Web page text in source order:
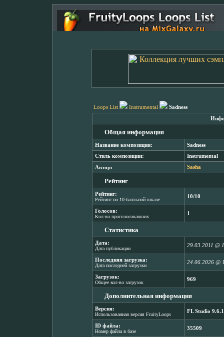
Loops List Instrumental Sadness
Общая информация
Название композиции: Sadness
Стиль композиции: Instrumental
Автор: Sasha
Рейтинг
Рейтинг:
Рейтинг по 10-балльной шкале
10/10
Голосов:
Кол-во проголосовавших
1
Статистика
Дата:
Дата публикации
29.03.2011 @
Последняя загрузка:
Дата последней загрузки
24.06.2026 @
Загрузок:
Общее кол-во загрузок
969
Дополнительная информация
Версия:
Использованная версия FruityLoops
FL Studio 9.6.1
ID файла:
Номер файла в базе
35509